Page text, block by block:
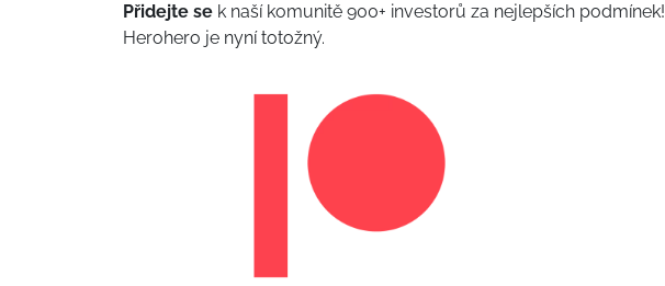
Přidejte se k naší komunitě 900+ investorů za nejlepších podmínek!
Herohero je nyní totožný.